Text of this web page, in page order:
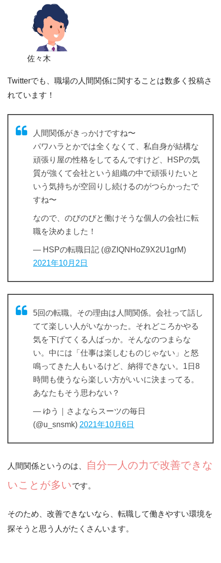
佐々木
Twitterでも、職場の人間関係に関することは数多く投稿さ
れています！
人間関係がきっかけですね〜
パワハラとかでは全くなくて、私自身が結構な
頑張り屋の性格をしてるんですけど、HSPの気
質が強くて会社という組織の中で頑張りたいと
いう気持ちが空回りし続けるのがつらかったで
すね〜
なので、のびのびと働けそうな個人の会社に転
職を決めました！
— HSPの転職日記 (@ZIQNHoZ9X2U1grM)
2021年10月2日
5回の転職。その理由は人間関係。会社って話し
てて楽しい人がいなかった。それどころかやる
気を下げてくる人ばっか。そんなのつまらな
い。中には「仕事は楽しむものじゃない」と怒
鳴ってきた人もいるけど、納得できない。1日8
時間も使うなら楽しい方がいいに決まってる。
あなたもそう思わない？
— ゆう｜さよならスーツの毎日
(@u_snsmk) 2021年10月6日
人間関係というのは、
自分一人の力で改善できな
いことが多いです。
そのため、改善できないなら、転職して働きやすい環境を
探そうと思う人がたくさんいます。